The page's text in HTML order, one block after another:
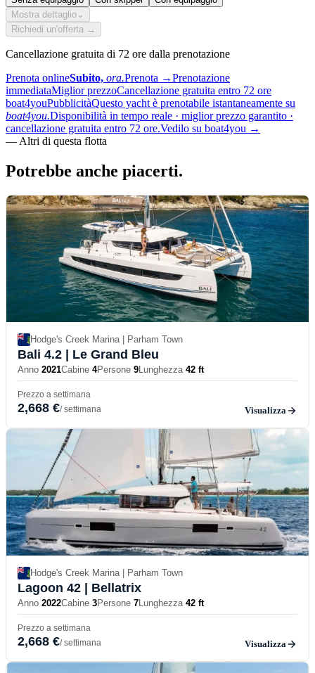
Mostra dettaglio ⌄
Richiedi un'offerta →
Cancellazione gratuita di 72 ore dalla prenotazione
Prenota onlineSubito, ora.Prenota →Prenotazione
immediataMiglior prezzoCancellazione gratuita entro 72 ore
boat4youPubblicitàQuesto yacht è prenotabile istantaneamente su
boat4you.Disponibilità in tempo reale · miglior prezzo garantito ·
cancellazione gratuita entro 72 ore.Vedilo su boat4you →
— Altri di questa flotta
Potrebbe anche piacerti.
Hodge's Creek Marina | Parham Town
Bali 4.2 | Le Grand Bleu
Anno 2021Cabine 4Persone 9Lunghezza 42 ft
Prezzo a settimana
2,668 €/ settimana Visualizza
Hodge's Creek Marina | Parham Town
Lagoon 42 | Bellatrix
Anno 2022Cabine 3Persone 7Lunghezza 42 ft
Prezzo a settimana
2,668 €/ settimana Visualizza